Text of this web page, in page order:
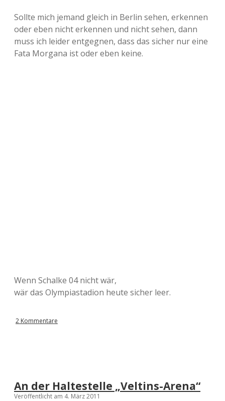
Sollte mich jemand gleich in Berlin sehen, erkennen
oder eben nicht erkennen und nicht sehen, dann
muss ich leider entgegnen, dass das sicher nur eine
Fata Morgana ist oder eben keine.
Wenn Schalke 04 nicht wär,
wär das Olympiastadion heute sicher leer.
2 Kommentare
An der Haltestelle „Veltins-Arena“
Veröffentlicht am 4. März 2011